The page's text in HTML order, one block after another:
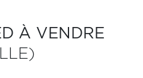
À VENDRE